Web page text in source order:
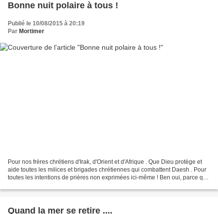
Bonne nuit polaire à tous !
Publié le 10/08/2015 à 20:19
Par Mortimer
Pour nos frères chrétiens d'Irak, d'Orient et d'Afrique . Que Dieu protège et
aide toutes les milices et brigades chrétiennes qui combattent Daesh . Pour
toutes les intentions de prières non exprimées ici-même ! Ben oui, parce que
Quand la mer se retire ....